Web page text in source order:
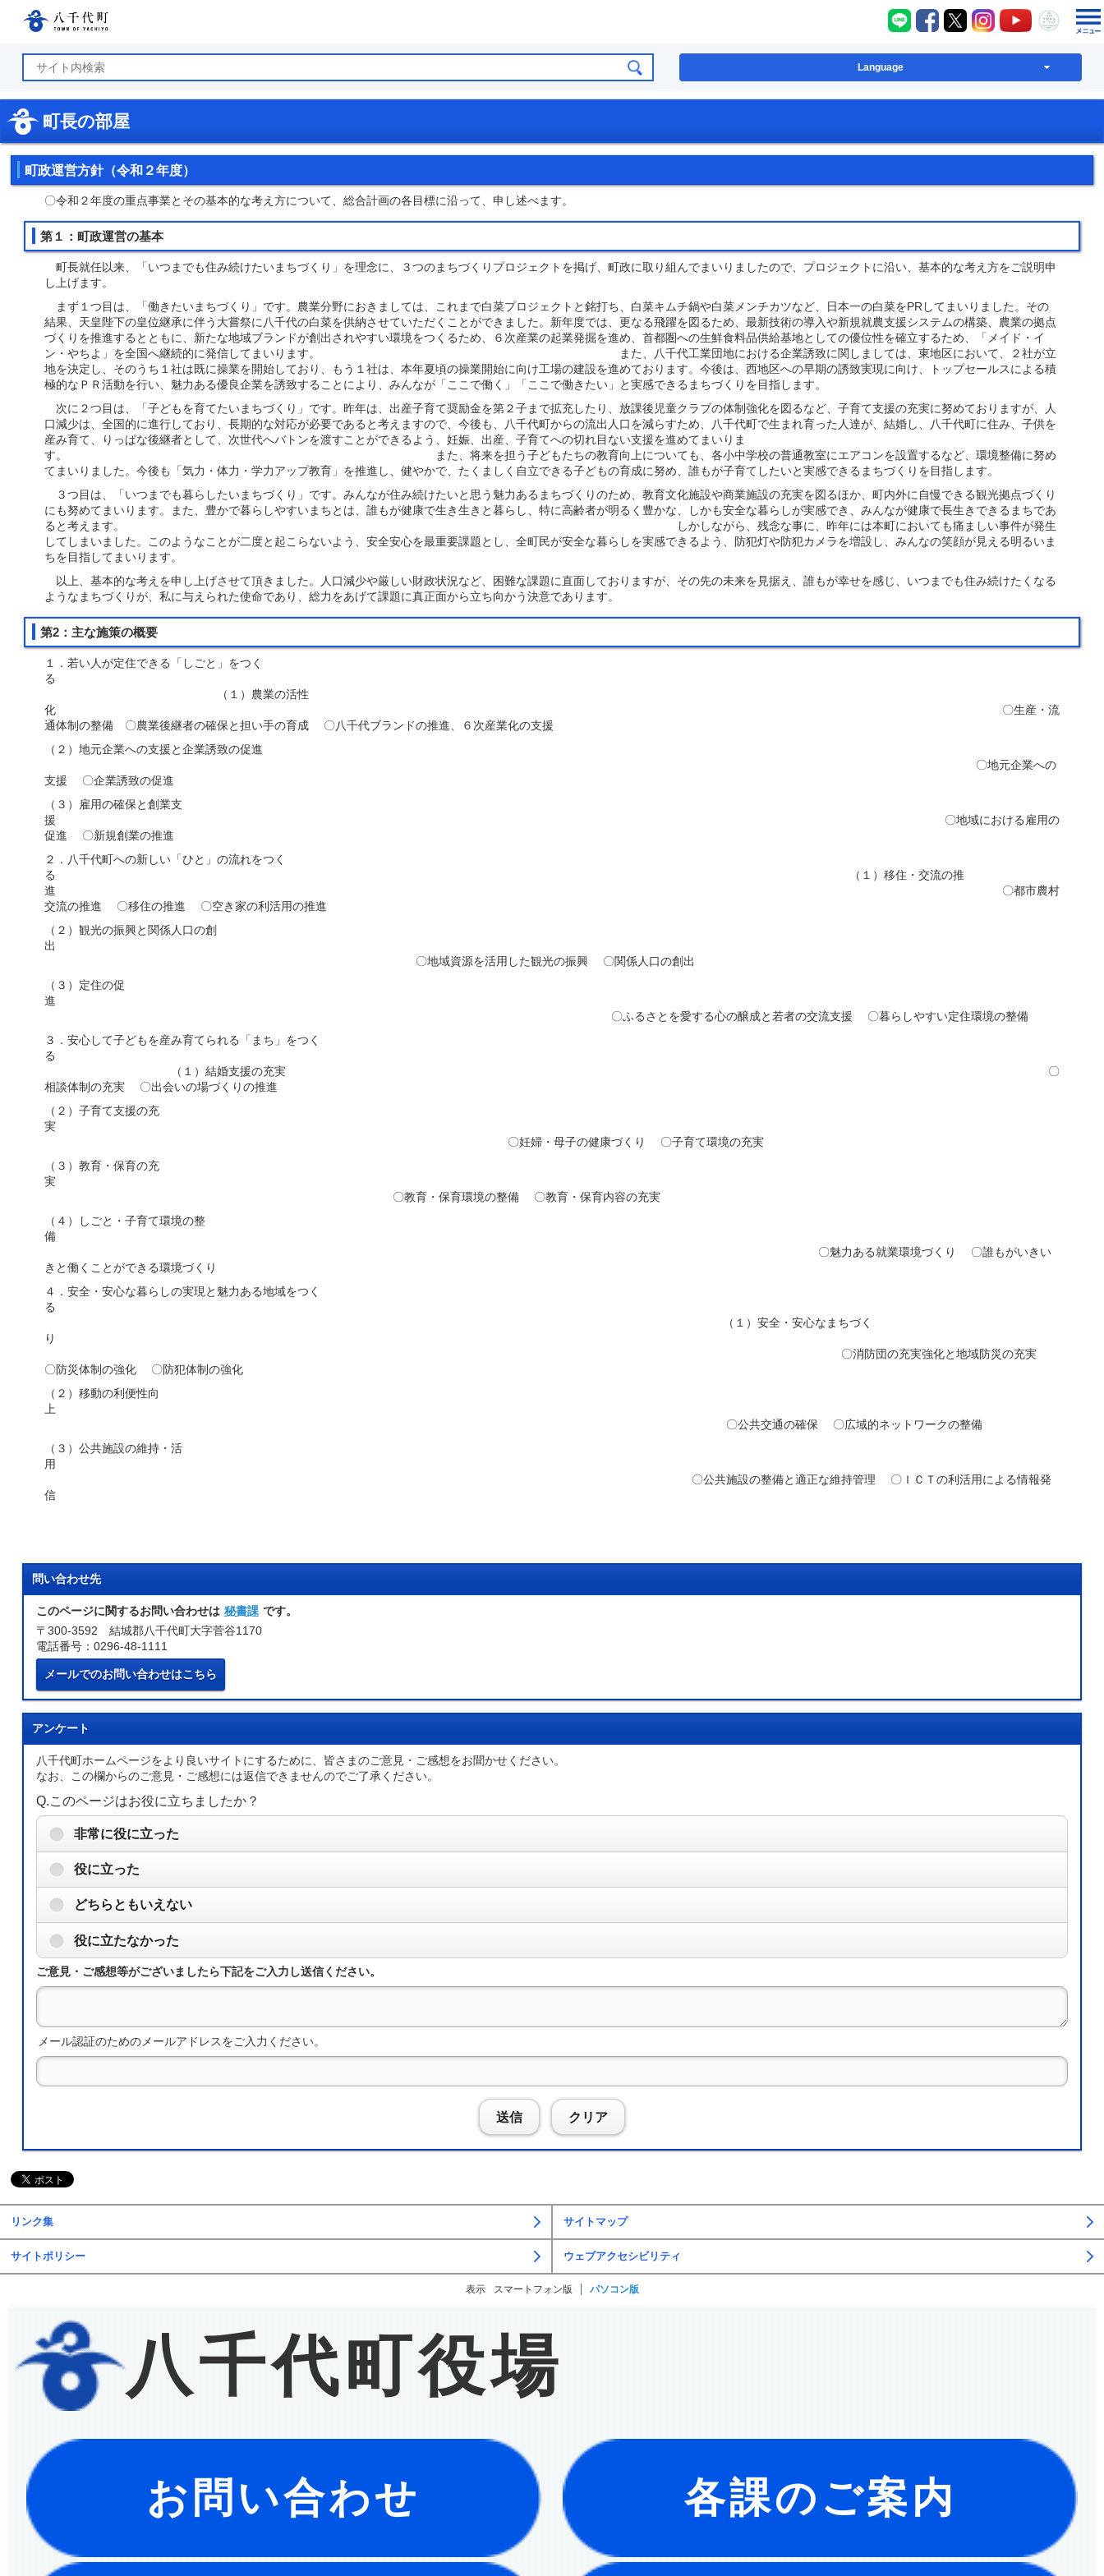
八千代町LINE
八千代町Facebook
八千代町X八千代町Instagram
八千代町八千代
Language
町長の部屋
町政運営方針（令和２年度）
〇令和２年度の重点事業とその基本的な考え方について、総合計画の各目標に沿って、申し述べます。
第１：町政運営の基本
町長就任以来、「いつまでも住み続けたいまちづくり」を理念に、３つのまちづくりプロジェクトを掲げ、町政に取り組んでまいりましたので、プロジェクトに沿い、基本的な考え方をご説明申
し上げます。
まず１つ目は、「働きたいまちづくり」です。農業分野におきましては、これまで白菜プロジェクトと銘打ち、白菜キムチ鍋や白菜メンチカツなど、日本一の白菜をPRしてまいりました。その
結果、天皇陛下の皇位継承に伴う大嘗祭に八千代の白菜を供納させていただくことができました。新年度では、更なる飛躍を図るため、最新技術の導入や新規就農支援システムの構築、農業の拠点
づくりを推進するとともに、新たな地域ブランドが創出されやすい環境をつくるため、６次産業の起業発掘を進め、首都圏への生鮮食料品供給基地としての優位性を確立するため、「メイド・イ
ン・やちよ」を全国へ継続的に発信してまいります。 また、八千代工業団地における企業誘致に関しましては、東地区において、２社が立
地を決定し、そのうち１社は既に操業を開始しており、もう１社は、本年夏頃の操業開始に向け工場の建設を進めております。今後は、西地区への早期の誘致実現に向け、トップセールスによる積
極的なＰＲ活動を行い、魅力ある優良企業を誘致することにより、みんなが「ここで働く」「ここで働きたい」と実感できるまちづくりを目指します。
次に２つ目は、「子どもを育てたいまちづくり」です。昨年は、出産子育て奨励金を第２子まで拡充したり、放課後児童クラブの体制強化を図るなど、子育て支援の充実に努めておりますが、人
口減少は、全国的に進行しており、長期的な対応が必要であると考えますので、今後も、八千代町からの流出人口を減らすため、八千代町で生まれ育った人達が、結婚し、八千代町に住み、子供を
産み育て、りっぱな後継者として、次世代へバトンを渡すことができるよう、妊娠、出産、子育てへの切れ目ない支援を進めてまいりま
す。 また、将来を担う子どもたちの教育向上についても、各小中学校の普通教室にエアコンを設置するなど、環境整備に努め
てまいりました。今後も「気力・体力・学力アップ教育」を推進し、健やかで、たくましく自立できる子どもの育成に努め、誰もが子育てしたいと実感できるまちづくりを目指します。
３つ目は、「いつまでも暮らしたいまちづくり」です。みんなが住み続けたいと思う魅力あるまちづくりのため、教育文化施設や商業施設の充実を図るほか、町内外に自慢できる観光拠点づくり
にも努めてまいります。また、豊かで暮らしやすいまちとは、誰もが健康で生き生きと暮らし、特に高齢者が明るく豊かな、しかも安全な暮らしが実感でき、みんなが健康で長生きできるまちであ
ると考えます。 しかしながら、残念な事に、昨年には本町においても痛ましい事件が発生
してしまいました。このようなことが二度と起こらないよう、安全安心を最重要課題とし、全町民が安全な暮らしを実感できるよう、防犯灯や防犯カメラを増設し、みんなの笑顔が見える明るいま
ちを目指してまいります。
以上、基本的な考えを申し上げさせて頂きました。人口減少や厳しい財政状況など、困難な課題に直面しておりますが、その先の未来を見据え、誰もが幸せを感じ、いつまでも住み続けたくなる
ようなまちづくりが、私に与えられた使命であり、総力をあげて課題に真正面から立ち向かう決意であります。
第2：主な施策の概要
１．若い人が定住できる「しごと」をつく
る
（１）農業の活性
化 〇生産・流
通体制の整備 〇農業後継者の確保と担い手の育成 〇八千代ブランドの推進、６次産業化の支援
（２）地元企業への支援と企業誘致の促進
〇地元企業への
支援 〇企業誘致の促進
（３）雇用の確保と創業支
援 〇地域における雇用の
促進 〇新規創業の推進
２．八千代町への新しい「ひと」の流れをつく
る （１）移住・交流の推
進 〇都市農村
交流の推進 〇移住の推進 〇空き家の利活用の推進
（２）観光の振興と関係人口の創
出
〇地域資源を活用した観光の振興 〇関係人口の創出
（３）定住の促
進
〇ふるさとを愛する心の醸成と若者の交流支援 〇暮らしやすい定住環境の整備
３．安心して子どもを産み育てられる「まち」をつく
る
（１）結婚支援の充実 〇
相談体制の充実 〇出会いの場づくりの推進
（２）子育て支援の充
実
〇妊婦・母子の健康づくり 〇子育て環境の充実
（３）教育・保育の充
実
〇教育・保育環境の整備 〇教育・保育内容の充実
（４）しごと・子育て環境の整
備
〇魅力ある就業環境づくり 〇誰もがいきい
きと働くことができる環境づくり
４．安全・安心な暮らしの実現と魅力ある地域をつく
る
（１）安全・安心なまちづく
り
〇消防団の充実強化と地域防災の充実
〇防災体制の強化 〇防犯体制の強化
（２）移動の利便性向
上
〇公共交通の確保 〇広域的ネットワークの整備
（３）公共施設の維持・活
用
〇公共施設の整備と適正な維持管理 〇ＩＣＴの利活用による情報発
信
問い合わせ先
このページに関するお問い合わせは 秘書課 です。
〒300-3592 結城郡八千代町大字菅谷1170
電話番号：0296-48-1111
メールでのお問い合わせはこちら
アンケート
八千代町ホームページをより良いサイトにするために、皆さまのご意見・ご感想をお聞かせください。
なお、この欄からのご意見・ご感想には返信できませんのでご了承ください。
Q.このページはお役に立ちましたか？
非常に役に立った
役に立った
どちらともいえない
役に立たなかった
ご意見・ご感想等がございましたら下記をご入力し送信ください。
メール認証のためのメールアドレスをご入力ください。
送信 クリア
リンク集 サイトマップ
サイトポリシー ウェブアクセシビリティ
表示 スマートフォン版 パソコン版
八千代町役場
お問い合わせ 各課のご案内